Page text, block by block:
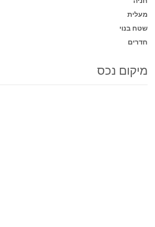
מעלית
שטח בנוי
חדרים
מיקום נכס